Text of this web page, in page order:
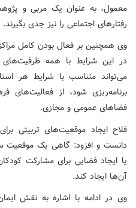
معمول، به عنوان یک مربی و
رفتارهای اجتماعی را نیز جدی بگیرند.
وی همچنین بر فعال بودن کامل
در این شرایط با همه
می‌تواند متناسب با شرایط هر
برنامه‌ریزی شود، از فعالیت‌های
فضاهای عمومی و مجازی.
فلاح ایجاد موقعیت‌های تربیتی
دانست و افزود: گاهی یک موقعیت
یا ایجاد فضایی برای مشارکت
آن‌ها ایجاد کند.
وی در ادامه با اشاره به نقش